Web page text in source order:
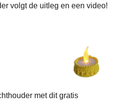
volgt de uitleg en een video!
met dit gratis